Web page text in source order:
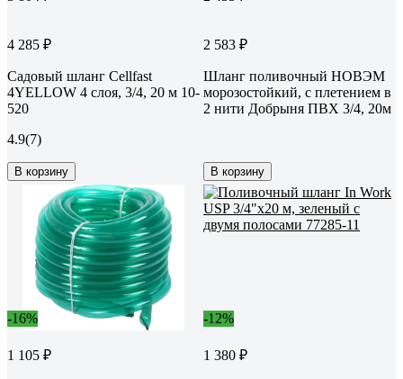
4 285 ₽
Садовый шланг Cellfast
4YELLOW 4 слоя, 3/4, 20 м 10-
520
4.9(7)
В корзину
2 583 ₽
Шланг поливочный НОВЭМ
морозостойкий, с плетением в
2 нити Добрыня ПВХ 3/4, 20м
В корзину
-16%
1 105 ₽
-12%
1 380 ₽